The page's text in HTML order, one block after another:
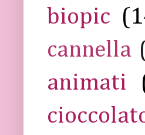
biopic
cannella
animati